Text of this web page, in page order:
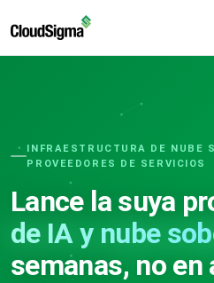
INFRAESTRUCTURA DE NUBE
PROVEEDORES DE SERVICIOS
Lance la suya
de IA y nube
semanas, no en